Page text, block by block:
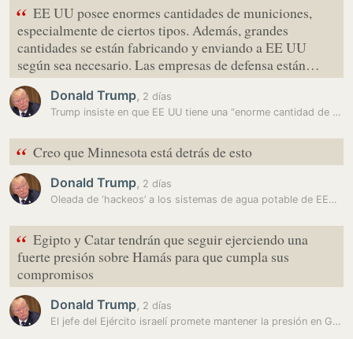
“ EE UU posee enormes cantidades de municiones,
especialmente de ciertos tipos. Además, grandes
cantidades se están fabricando y enviando a EE UU
según sea necesario. Las empresas de defensa están…
Donald Trump, 2 días
Trump insiste en que EE UU tiene una “enorme cantidad de municiones”…
“ Creo que Minnesota está detrás de esto
Donald Trump, 2 días
Oleada de ‘hackeos’ a los sistemas de agua potable de EEUU: la guerra…
“ Egipto y Catar tendrán que seguir ejerciendo una
fuerte presión sobre Hamás para que cumpla sus
compromisos
Donald Trump, 2 días
El jefe del Ejército israelí promete mantener la presión en Gaza